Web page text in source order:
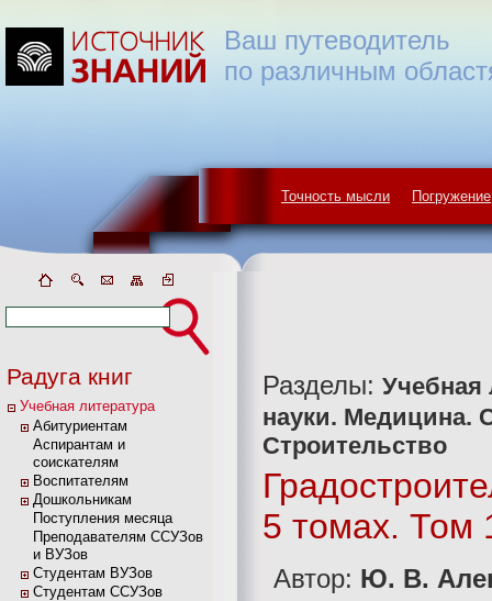
Точность мысли Погружение
Ваш путеводитель
по различным
Радуга книг
Учебная литература
Абитуриентам
Аспирантам и
соискателям
Воспитателям
Дошкольникам
Поступления месяца
Преподавателям ССУЗов
и ВУЗов
Студентам ВУЗов
Студентам ССУЗов
Разделы: Учебная
науки. Медицина.
Строительство
5 томах. Том
Автор: Ю. В.